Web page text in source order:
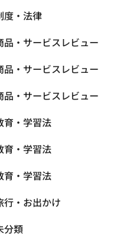
度・法律
品・サービスレビュー
品・サービスレビュー
品・サービスレビュー
育・学習法
育・学習法
育・学習法
行・お出かけ
分類